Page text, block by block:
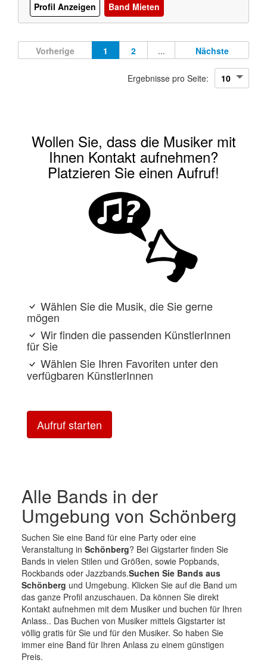
Profil Anzeigen
Band Mieten
Vorherige 1 2 ... Nächste
Ergebnisse pro Seite:
Wollen Sie, dass die Musiker mit
Ihnen Kontakt aufnehmen?
Platzieren Sie einen Aufruf!
Wählen Sie die Musik, die Sie gerne
mögen
Wir finden die passenden KünstlerInnen
für Sie
Wählen Sie Ihren Favoriten unter den
verfügbaren KünstlerInnen
Aufruf starten
Alle Bands in der
Umgebung von Schönberg
Suchen Sie eine Band für eine Party oder eine
Veranstaltung in Schönberg? Bei Gigstarter finden Sie
Bands in vielen Stilen und Größen, sowie Popbands,
Rockbands oder Jazzbands.Suchen Sie Bands aus
Schönberg und Umgebung. Klicken Sie auf die Band um
das ganze Profil anzuschauen. Da können Sie direkt
Kontakt aufnehmen mit dem Musiker und buchen für Ihren
Anlass.. Das Buchen von Musiker mittels Gigstarter ist
völlig gratis für Sie und für den Musiker. So haben Sie
immer eine Band für Ihren Anlass zu einem günstigen
Preis.